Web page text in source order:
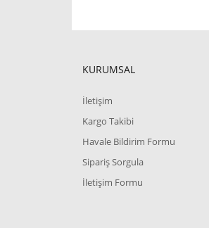
KURUMSAL
İletişim
Kargo Takibi
Havale Bildirim Formu
Sipariş Sorgula
İletişim Formu